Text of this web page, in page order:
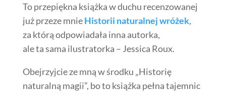
To przepiękna książka w duchu recenzowanej
już przeze mnieHistorii naturalnej wróżek,
za którą odpowiadała inna autorka,
ale ta sama ilustratorka – Jessica Roux.
Obejrzyjcie ze mną w środku „Historię
naturalną magii”, bo to książka pełna tajemnic